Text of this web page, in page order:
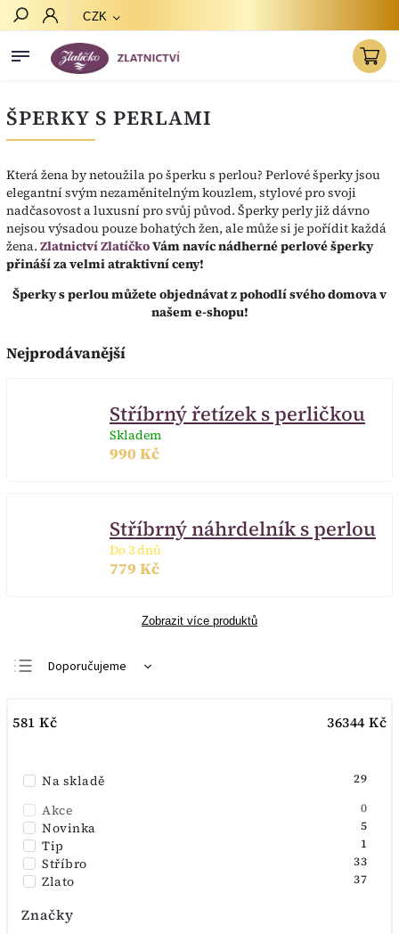
CZK
ŠPERKY S PERLAMI
Která žena by netoužila po šperku s perlou? Perlové šperky jsou
elegantní svým nezaměnitelným kouzlem, stylové pro svoji
nadčasovost a luxusní pro svůj původ. Šperky perly již dávno
nejsou výsadou pouze bohatých žen, ale může si je pořídit každá
žena. Zlatnictví ZlatíčkoVám navíc nádherné perlové šperky
přináší za velmi atraktivní ceny!
Šperky s perlou můžete objednávat z pohodlí svého domova v
našem e-shopu!
Nejprodávanější
Stříbrný řetízek s perličkou
Skladem
990 Kč
Stříbrný náhrdelník s perlou
Do 3 dnů
779 Kč
Zobrazit více produktů
Doporučujeme
Nejdražší
Abecedně
581 Kč 36344 Kč
Na skladě 29
Akce 0
Novinka 5
Tip 1
Stříbro 33
Zlato 37
Značky